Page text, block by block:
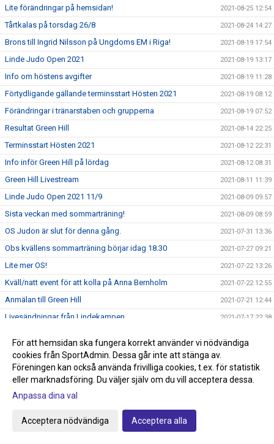
Lite förändringar på hemsidan! 2021-08-25 12:54
Tårtkalas på torsdag 26/8 2021-08-24 14:27
Brons till Ingrid Nilsson på Ungdoms EM i Riga! 2021-08-19 17:54
Linde Judo Open 2021 2021-08-19 13:17
Info om höstens avgifter 2021-08-19 11:28
Förtydligande gällande terminsstart Hösten 2021 2021-08-19 08:12
Förändringar i tränarstaben och grupperna 2021-08-19 07:52
Resultat Green Hill 2021-08-14 22:25
Terminsstart Hösten 2021 2021-08-12 22:31
Info inför Green Hill på lördag 2021-08-12 08:31
Green Hill Livestream 2021-08-11 11:39
Linde Judo Open 2021 11/9 2021-08-09 09:57
Sista veckan med sommarträning! 2021-08-09 08:59
OS Judon är slut för denna gång. 2021-07-31 13:36
Obs kvällens sommarträning börjar idag 18.30 2021-07-27 09:21
Lite mer OS! 2021-07-22 13:26
Kväll/natt event för att kolla på Anna Bernholm 2021-07-22 12:55
Anmälan till Green Hill 2021-07-21 12:44
Livesändningar från Lindekampen 2021-07-17 22:38
Hemsidan och höstterminen!
Frågor ang Smoothcomp systemet 2021-07-05 09:18
Glöm inte att anmäla till Lindekampen den 18/7
Tävling Green Hill 14/8 Stockholm
Idag börjar sommarträningen och Tävling på gång!
För att hemsidan ska fungera korrekt använder vi nödvändiga
cookies från SportAdmin. Dessa går inte att stänga av.
Föreningen kan också använda frivilliga cookies, t.ex. för statistik
eller marknadsföring. Du väljer själv om du vill acceptera dessa.
Anpassa dina val
Acceptera nödvändiga Acceptera alla